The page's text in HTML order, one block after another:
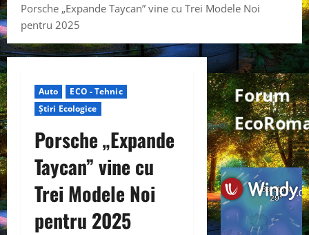
Porsche „Expande Taycan” vine cu Trei Modele Noi
pentru 2025
Auto
ECO - Tehnic
Știri Ecologice
Porsche „Expande
Taycan” vine cu
Trei Modele Noi
pentru 2025
Forum